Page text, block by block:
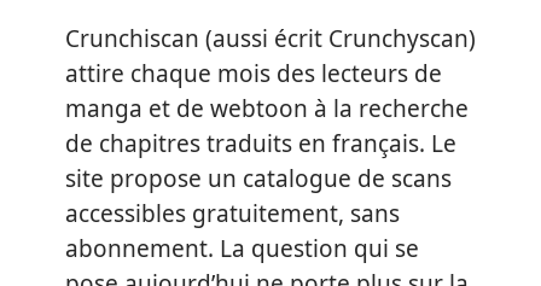
Crunchiscan (aussi écrit Crunchyscan)
attire chaque mois des lecteurs de
manga et de webtoon à la recherche
de chapitres traduits en français. Le
site propose un catalogue de scans
accessibles gratuitement, sans
abonnement. La question qui se